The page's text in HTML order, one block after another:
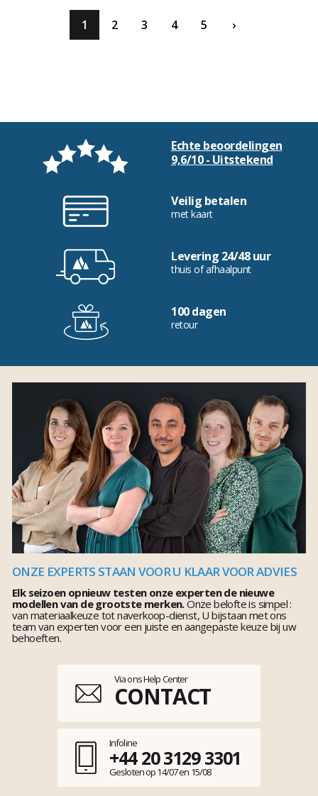
1 2 3 4 5 ›
Echte beoordelingen
9,6/10 - Uitstekend
Veilig betalen
met kaart
Levering 24/48 uur
thuis of afhaalpunt
100 dagen
retour
ONZE EXPERTS STAAN VOOR U KLAAR VOOR ADVIES
Elk seizoen opnieuw testen onze experten de nieuwe
modellen van de grootste merken.Onze belofte is simpel :
van materiaalkeuze tot naverkoop-dienst, U bijstaan met ons
team van experten voor een juiste en aangepaste keuze bij uw
behoeften.
Via ons Help Center
CONTACT
Infoline
+44 20 3129 3301
Gesloten op 14/07 en 15/08